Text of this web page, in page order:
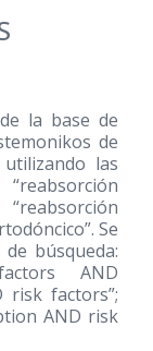
la base de
de
las
Se
búsqueda:
AND
risk factors”;
AND risk